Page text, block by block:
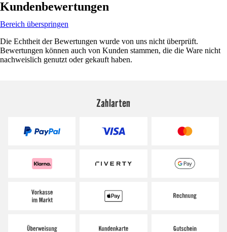
Kundenbewertungen
Bereich überspringen
Die Echtheit der Bewertungen wurde von uns nicht überprüft.
Bewertungen können auch von Kunden stammen, die die Ware nicht
nachweislich genutzt oder gekauft haben.
Zahlarten